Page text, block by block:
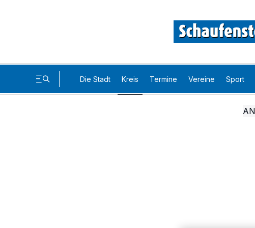
Die Stadt Kreis Termine Vereine Sport